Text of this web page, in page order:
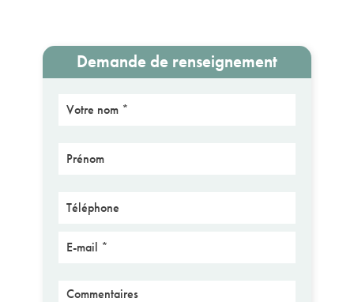
Demande de renseignement